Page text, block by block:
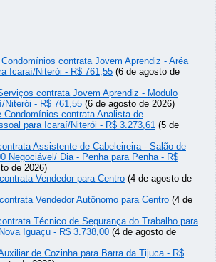
contrata Jovem Aprendiz - Aréa
Icaraí/Niterói - R$ 761,55 (6 de agosto de
contrata Jovem Aprendiz - Modulo
Niterói - R$ 761,55 (6 de agosto de 2026)
Condomínios contrata Analista de
para Icaraí/Niterói - R$ 3.273,61 (5 de
Assistente de Cabeleireira - Salão de
Negociável/ Dia - Penha para Penha - R$
de 2026)
Vendedor para Centro (4 de agosto de
Vendedor Autônomo para Centro (4 de
Técnico de Segurança do Trabalho para
Iguaçu - R$ 3.738,00 (4 de agosto de
de Cozinha para Barra da Tijuca - R$